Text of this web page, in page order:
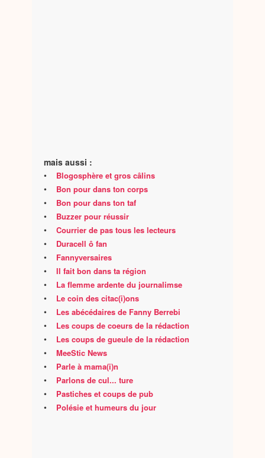
mais aussi :
• Blogosphère et gros câlins
• Bon pour dans ton corps
• Bon pour dans ton taf
• Buzzer pour réussir
• Courrier de pas tous les lecteurs
• Duracell ô fan
• Fannyversaires
• Il fait bon dans ta région
• La flemme ardente du journalimse
• Le coin des citac(i)ons
• Les abécédaires de Fanny Berrebi
• Les coups de coeurs de la rédaction
• Les coups de gueule de la rédaction
• MeeStic News
• Parle à mama(i)n
• Parlons de cul... ture
• Pastiches et coups de pub
• Polésie et humeurs du jour